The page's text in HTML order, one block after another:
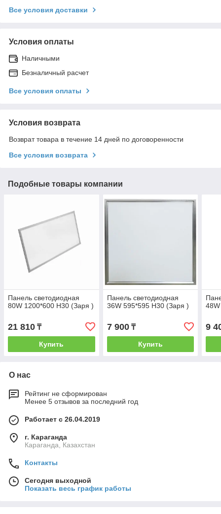
Все условия доставки
Условия оплаты
Наличными
Безналичный расчет
Все условия оплаты
Условия возврата
Возврат товара в течение 14 дней по договоренности
Все условия возврата
Подобные товары компании
Панель светодиодная
80W 1200*600 H30 (Заря )
21 810 ₸
Купить
Панель светодиодная
36W 595*595 H30 (Заря )
7 900₸
Купить
9
О нас
Рейтинг не сформирован
Менее 5 отзывов за последний год
Работает с 26.04.2019
г. Караганда
Караганда, Казахстан
Контакты
Сегодня выходной
Показать весь график работы